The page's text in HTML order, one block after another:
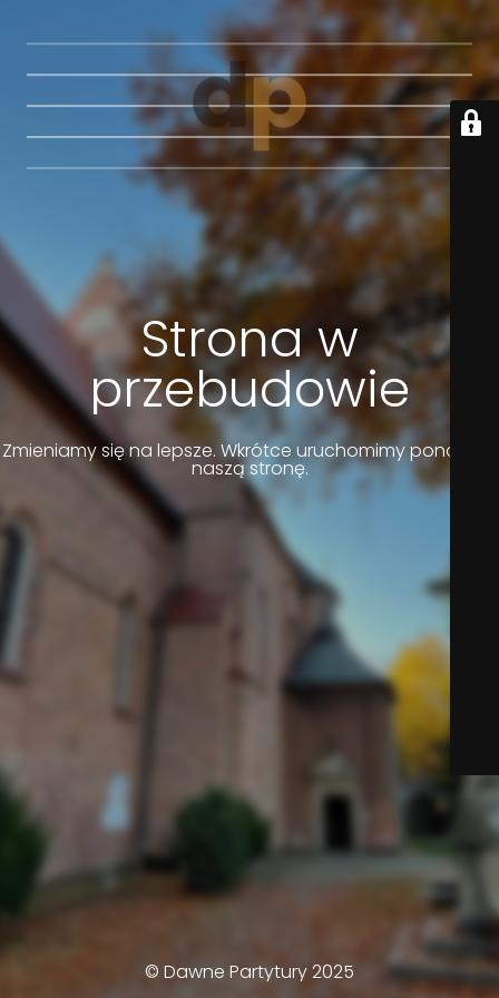
Strona w
przebudowie
Zmieniamy się na lepsze. Wkrótce uruchomimy ponownie
naszą stronę.
© Dawne Partytury 2025